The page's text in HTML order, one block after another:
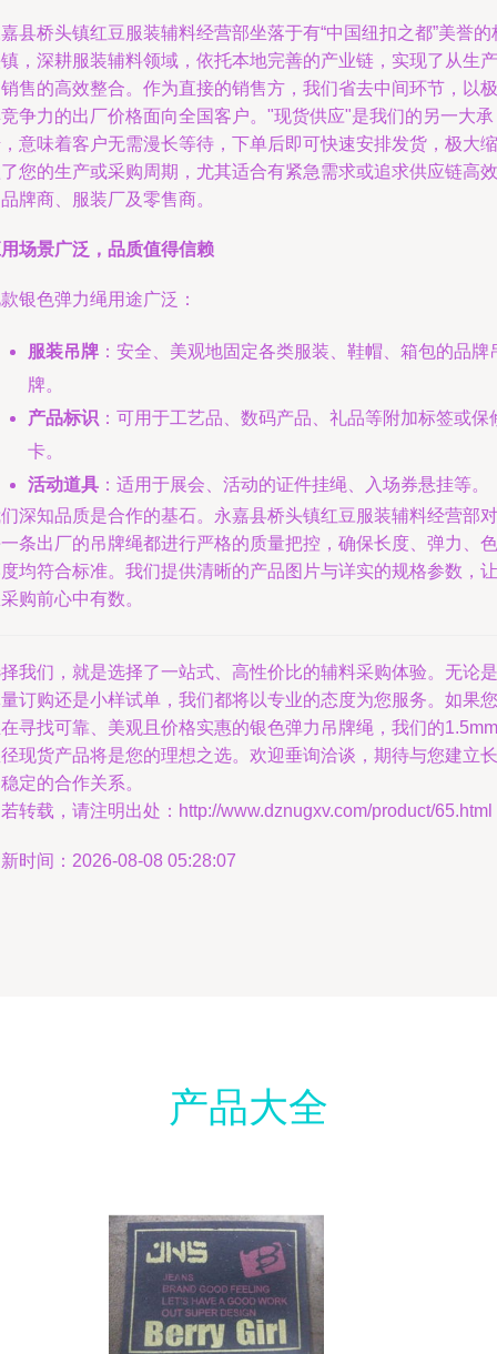
县桥头镇红豆服装辅料经营部坐落于有“中国纽扣之都”美誉的
，深耕服装辅料领域，依托本地完善的产业链，实现了从生产
售的高效整合。作为直接的销售方，我们省去中间环节，以极
争力的出厂价格面向全国客户。"现货供应"是我们的另一大承
意味着客户无需漫长等待，下单后即可快速安排发货，极大缩
您的生产或采购周期，尤其适合有紧急需求或追求供应链高效
牌商、服装厂及零售商。
场景广泛，品质值得信赖
银色弹力绳用途广泛：
服装吊牌 ：安全、美观地固定各类服装、鞋帽、箱包的品牌
牌。
产品标识 ：可用于工艺品、数码产品、礼品等附加标签或保
卡。
活动道具 ：适用于展会、活动的证件挂绳、入场券悬挂等。
深知品质是合作的基石。永嘉县桥头镇红豆服装辅料经营部对
条出厂的吊牌绳都进行严格的质量把控，确保长度、弹力、色
均符合标准。我们提供清晰的产品图片与详实的规格参数，让
购前心中有数。
我们，就是选择了一站式、高性价比的辅料采购体验。无论是
订购还是小样试单，我们都将以专业的态度为您服务。如果您
寻找可靠、美观且价格实惠的银色弹力吊牌绳，我们的1.5mm
现货产品将是您的理想之选。欢迎垂询洽谈，期待与您建立长
定的合作关系。
转载，请注明出处：http://www.dznugxv.com/product/65.html
时间：2026-08-08 05:28:07
产品大全